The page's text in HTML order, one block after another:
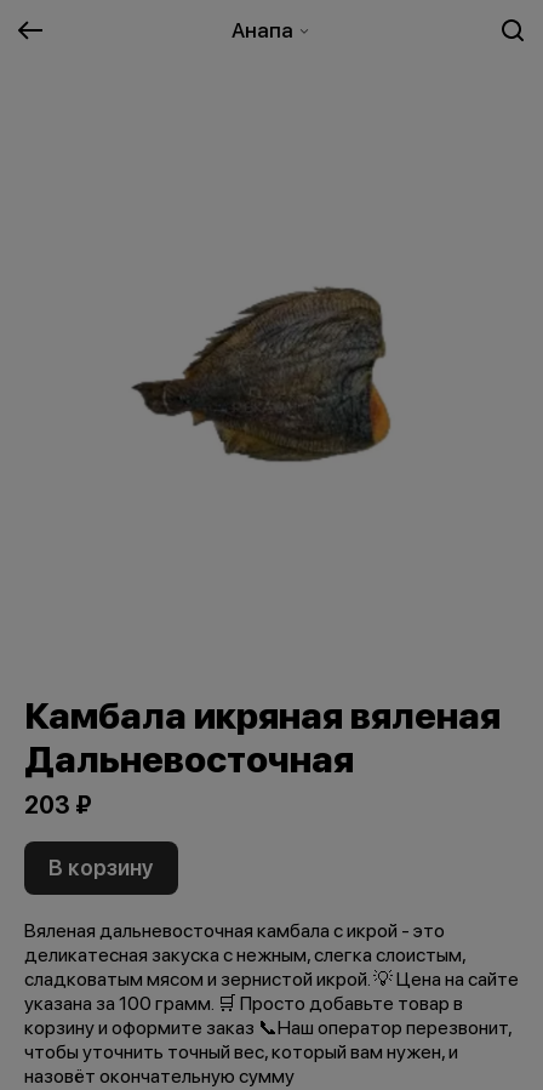
Анапа
Камбала икряная вяленая
Дальневосточная
203 ₽
В корзину
Вяленая дальневосточная камбала с икрой - это
деликатесная закуска с нежным, слегка слоистым,
сладковатым мясом и зернистой икрой. 💡 Цена на сайте
указана за 100 грамм. 🛒 Просто добавьте товар в
корзину и оформите заказ 📞Наш оператор перезвонит,
чтобы уточнить точный вес, который вам нужен, и
назовёт окончательную сумму